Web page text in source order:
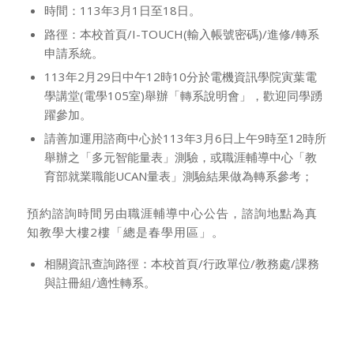
時間：113年3月1日至18日。
路徑：本校首頁/I-TOUCH(輸入帳號密碼)/進修/轉系
申請系統。
113年2月29日中午12時10分於電機資訊學院寅葉電
學講堂(電學105室)舉辦「轉系說明會」，歡迎同學踴
躍參加。
請善加運用諮商中心於113年3月6日上午9時至12時所
舉辦之「多元智能量表」測驗，或職涯輔導中心「教
育部就業職能UCAN量表」測驗結果做為轉系參考；
預約諮詢時間另由職涯輔導中心公告，諮詢地點為真
知教學大樓2樓「總是春學用區」。
相關資訊查詢路徑：本校首頁/行政單位/教務處/課務
與註冊組/適性轉系。